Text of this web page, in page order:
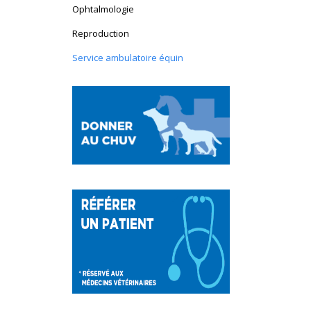
Ophtalmologie
Reproduction
Service ambulatoire équin